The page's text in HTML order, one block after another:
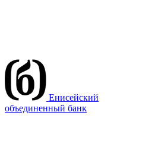
Енисейский
объединенный банк